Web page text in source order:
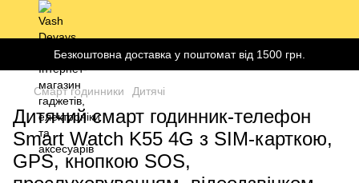
Безкоштовна доставка у поштомат від 1500 грн.
Смарт годинники Дитячі
Дитячий смарт годинник-телефон
Smart Watch K55 4G з SIM-карткою,
GPS, кнопкою SOS,